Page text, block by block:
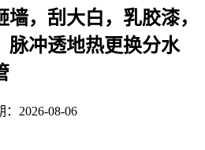
，刮大白，乳胶漆，
脉冲透地热更换分水
2026-08-06